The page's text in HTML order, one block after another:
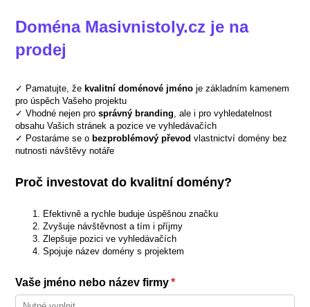
Doména Masivnistoly.cz je na
prodej
✓ Pamatujte, že kvalitní doménové jménoje základním kamenem
pro úspěch Vašeho projektu
✓ Vhodné nejen pro správný branding, ale i pro vyhledatelnost
obsahu Vašich stránek a pozice ve vyhledávačích
✓ Postaráme se o bezproblémový převod vlastnictví domény bez
nutnosti návštěvy notáře
Proč investovat do kvalitní domény?
Efektivně a rychle buduje úspěšnou značku
Zvyšuje návštěvnost a tím i příjmy
Zlepšuje pozici ve vyhledávačích
Spojuje název domény s projektem
Vaše jméno nebo název firmy*
(required)